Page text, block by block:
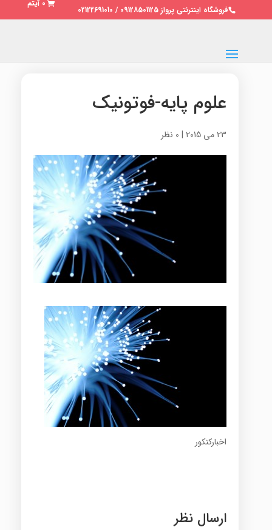
فروشگاه اینترنتی پرواز 09128501125 / 02122691010
0 آیتم
علوم پایه-فوتونیک
23 می 2015 | 0 نظر
اخبارکنکور
ارسال نظر